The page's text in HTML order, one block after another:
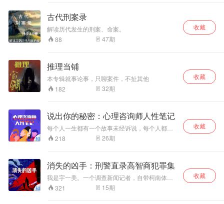
般，每次的过关斩
将都是人生的一次
成长和历练。当我
们奔赴考场时，请
一颗平常心足矣。
不要害怕失败，坚
持下去，终有一天
你会收获属于自己
的硕果。也许终有
曾经的“失意”带给
你信念和勇气。 如
果你是步入社会的
人士，人生在世短
短几十载，总有人
消沉，振作起来，
耐得住寂寞，顶得
住压力，抬头仰望
天空，让自己的胸
古代刑案录
解读历代发生的刑案、命案。
88
47期
收藏
推理当铺
本专辑就事论事，只聊案件，不扯其他
182
32期
收藏
说出你的秘密：心理咨询师人性笔记
每个人一生都有一个故事未经诉说，每个人都有
一个不可言说的秘密。而正因为我们逃避这样的
故事，才会让心魔掌控了我们一生的命运。在本
心动人的细节，给你带来震撼心灵的感人故事。
218 26期
收藏
消失的凶手：刑警直录高智商犯罪集
我是宇一美。一个调查新闻记者，自带柯南体
质。 每天干的事儿就是四处打听哪儿又出人命
了。如果有谁见我拿个录音笔追着人提问，那八
321 15期
收藏